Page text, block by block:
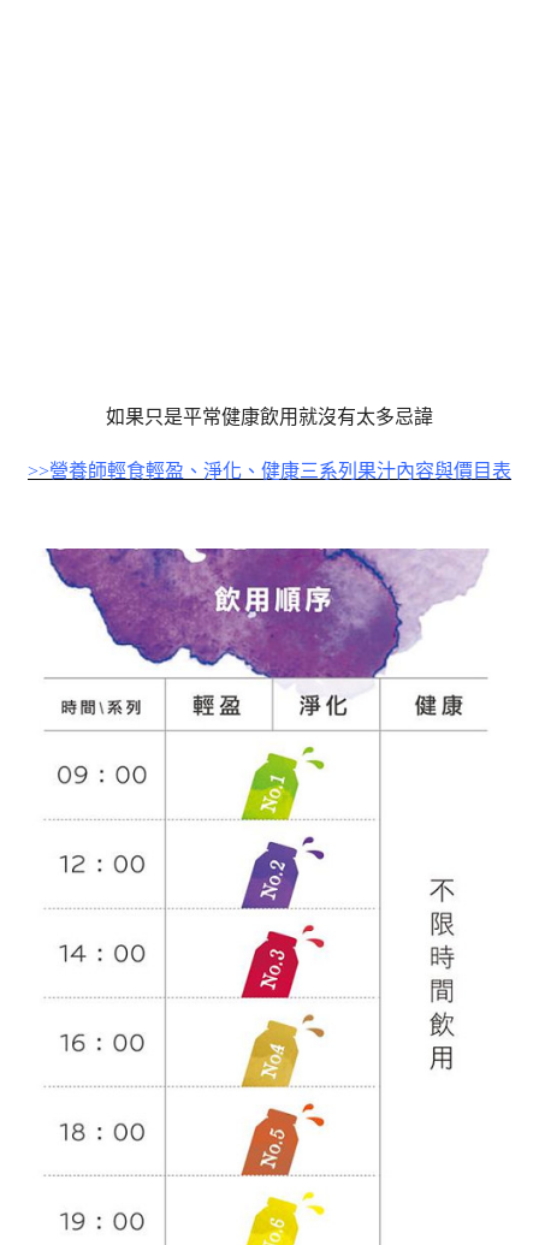
如果只是平常健康飲用就沒有太多忌諱
>>營養師輕食輕盈、淨化、健康三系列果汁內容與價目表